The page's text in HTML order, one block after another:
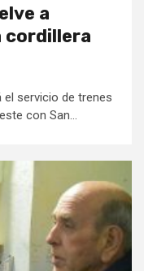
a
cordillera
el servicio de trenes
con San...